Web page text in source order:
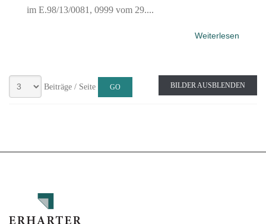
im E.98/13/0081, 0999 vom 29....
Weiterlesen
Beiträge / Seite BILDER AUSBLENDEN